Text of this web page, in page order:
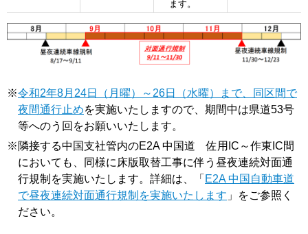
ます。
※令和2年8月24日（月曜）～26日（水曜）まで、同区間で
夜間通行止めを実施いたしますので、期間中は県道53号
等へのう回をお願いいたします。
※ 隣接する中国支社管内のE2A 中国道 佐用IC～作東IC間
においても、同様に床版取替工事に伴う昼夜連続対面通
行規制を実施いたします。詳細は、「 E2A 中国自動車道
で昼夜連続対面通行規制を実施いたします 」をご参照く
ださい。